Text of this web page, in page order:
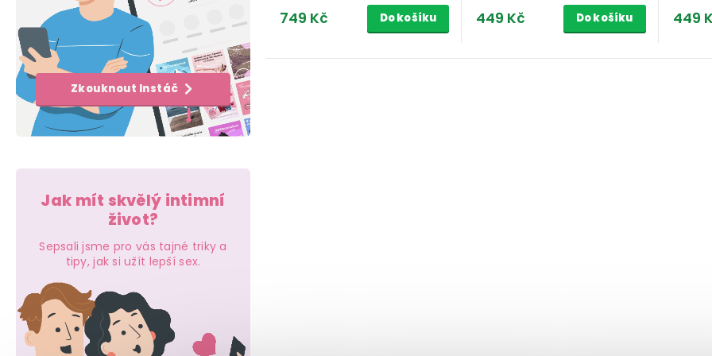
l
Zkouknout Instáč
Jak mít skvělý intimní
život?
Sepsali jsme pro vás tajné triky a
tipy, jak si užít lepší sex.
749 Kč Do košíku 449 Kč Do košíku 449